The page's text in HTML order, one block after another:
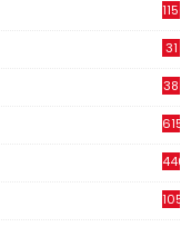
1150
31
38
615
440
1056